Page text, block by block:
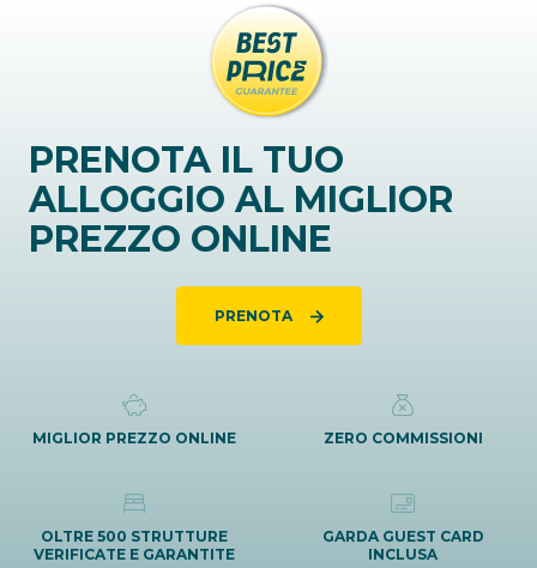
PRENOTA IL TUO
ALLOGGIO AL MIGLIOR
PREZZO ONLINE
PRENOTA
MIGLIOR PREZZO ONLINE ZERO COMMISSIONI
OLTRE 500 STRUTTURE
VERIFICATE E GARANTITE
GARDA GUEST CARD
INCLUSA